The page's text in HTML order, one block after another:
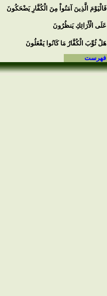
فَالْيَوْمَ الَّذِينَ آمَنُواْ مِنَ الْكُفَّارِ يَضْحَكُونَ
عَلَى الْأَرَائِكِ يَنظُرُونَ
هَلْ ثُوِّبَ الْكُفَّارُ مَا كَانُوا يَفْعَلُونَ
فهرست